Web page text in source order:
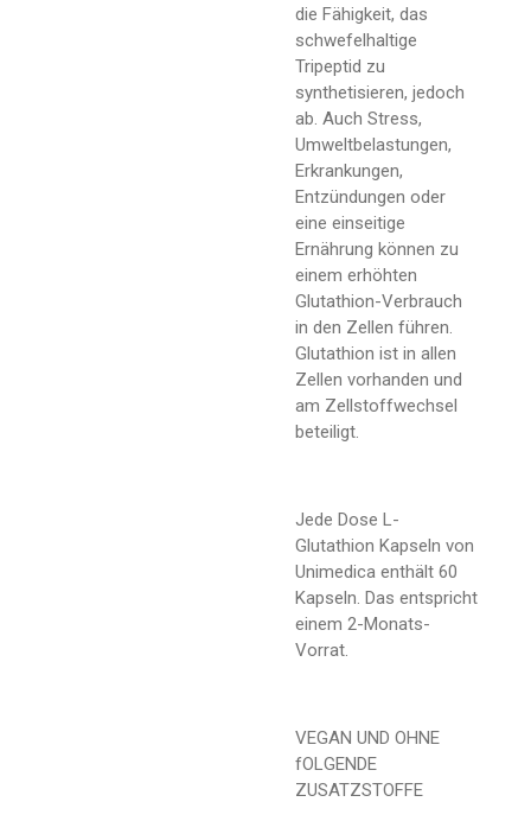
die Fähigkeit, das
schwefelhaltige
Tripeptid zu
synthetisieren, jedoch
ab. Auch Stress,
Umweltbelastungen,
Erkrankungen,
Entzündungen oder
eine einseitige
Ernährung können zu
einem erhöhten
Glutathion-Verbrauch
in den Zellen führen.
Glutathion ist in allen
Zellen vorhanden und
am Zellstoffwechsel
beteiligt.
Jede Dose L-
Glutathion Kapseln von
Unimedica enthält 60
Kapseln. Das entspricht
einem 2-Monats-
Vorrat.
VEGAN UND OHNE
fOLGENDE
ZUSATZSTOFFE